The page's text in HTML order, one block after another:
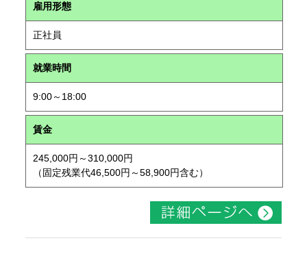
雇用形態
正社員
就業時間
9:00～18:00
賃金
245,000円～310,000円
（固定残業代46,500円～58,900円含む）